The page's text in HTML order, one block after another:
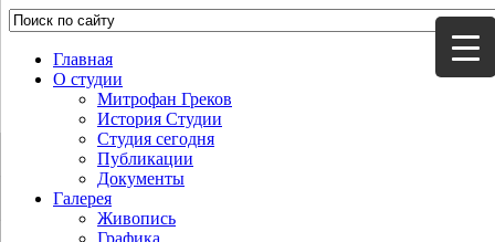
Главная
О студии
Митрофан Греков
История Студии
Студия сегодня
Публикации
Документы
Галерея
Живопись
Графика